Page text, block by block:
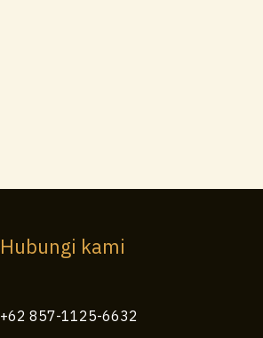
Hubungi kami
+62 857-1125-6632